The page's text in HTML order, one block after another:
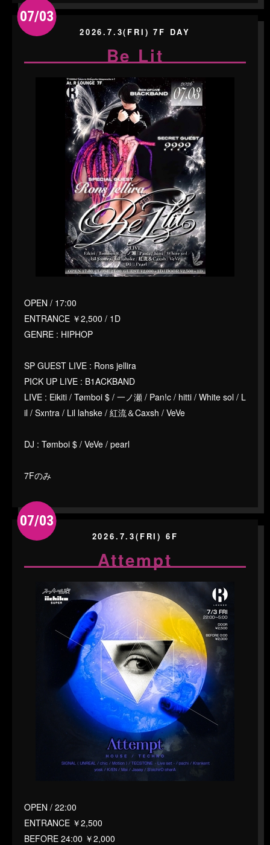
07/03
2026.7.3(FRI) 7F DAY
Be Lit
OPEN / 17:00
ENTRANCE ￥2,500 / 1D
GENRE : HIPHOP
SP GUEST LIVE : Rons jellira
PICK UP LIVE : B1ACKBAND
LIVE : Eikiti / Tømboi $ / 一ノ瀬 / Pan!c / hitti / White sol / L
il / Sxntra / Lil lahske / 紅流＆Caxsh / VeVe
DJ : Tømboi $ / VeVe / pearl
7Fのみ
07/03
2026.7.3(FRI) 6F
Attempt
OPEN / 22:00
ENTRANCE ￥2,500
BEFORE 24:00 ￥2,000